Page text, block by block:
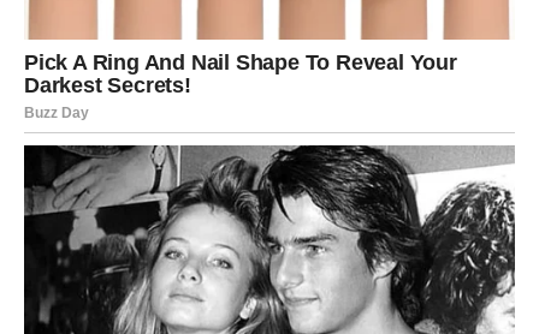
Ovo je najvažniji segment sudbinskog horoskopa za Raka.
U drugoj polovini januara vi prolazite kroz
čišćenje. Suze su moguće – ali to su suze oslobađanja,
ne bola.
Shvatate:
kome ste davali previše